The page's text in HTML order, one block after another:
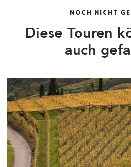
NOCH NICHT
Diese Touren
auch